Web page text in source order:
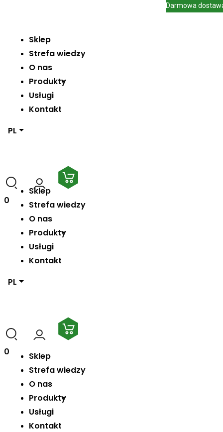
Sklep
Strefa wiedzy
O nas
Produkty
Usługi
Kontakt
PL
0
Sklep
Strefa wiedzy
O nas
Produkty
Usługi
Kontakt
PL
0
Sklep
Strefa wiedzy
O nas
Produkty
Usługi
Kontakt
Darmowa
Darmowa